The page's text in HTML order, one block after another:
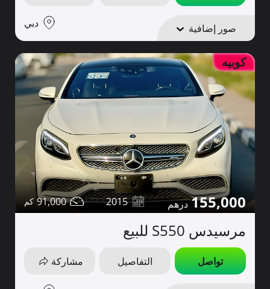
صور إضافية دبي
كوبيه
155,000
2015
91,000
مرسيدس S550 للبيع
تواصل التفاصيل مشاركة